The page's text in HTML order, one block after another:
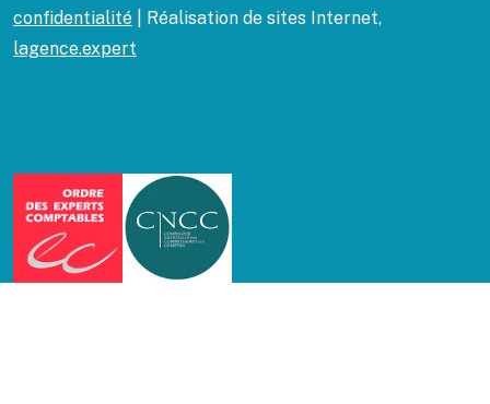
confidentialité | Réalisation de sites Internet,
lagence.expert